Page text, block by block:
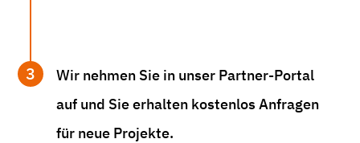
3
Wir nehmen Sie in unser Partner-Portal
auf und Sie erhalten kostenlos Anfragen
für neue Projekte.